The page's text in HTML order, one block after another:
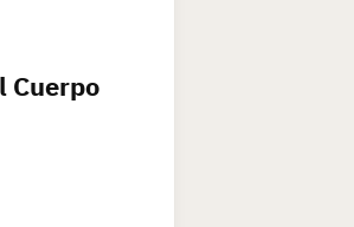
Cuerpo